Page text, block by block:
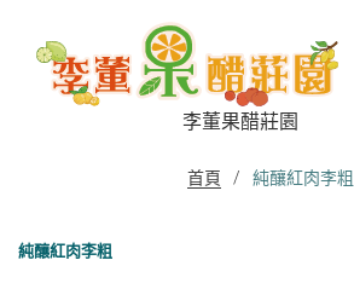
content
李董果醋莊園
首頁 / 純釀紅肉李粗
純釀紅肉李粗